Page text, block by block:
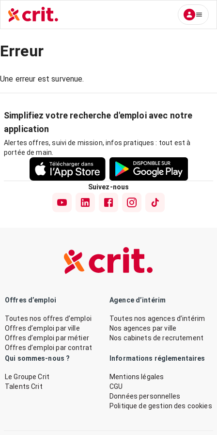
Erreur
Une erreur est survenue.
Simplifiez votre recherche d'emploi avec notre
application
Alertes offres, suivi de mission, infos pratiques : tout est à
portée de main.
Suivez-nous
Offres d’emploi
Toutes nos offres d’emploi
Offres d’emploi par ville
Offres d’emploi par métier
Offres d’emploi par contrat
Agence d’intérim
Toutes nos agences d’intérim
Nos agences par ville
Nos cabinets de recrutement
Qui sommes-nous ?
Le Groupe Crit
Talents Crit
Informations réglementaires
Mentions légales
CGU
Données personnelles
Politique de gestion des cookies